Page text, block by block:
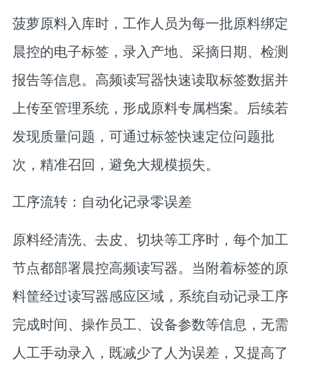
菠萝原料入库时，工作人员为每一批原料绑定
晨控的电子标签，录入产地、采摘日期、检测
报告等信息。高频读写器快速读取标签数据并
上传至管理系统，形成原料专属档案。后续若
发现质量问题，可通过标签快速定位问题批
次，精准召回，避免大规模损失。
工序流转：自动化记录零误差
原料经清洗、去皮、切块等工序时，每个加工
节点都部署晨控高频读写器。当附着标签的原
料筐经过读写器感应区域，系统自动记录工序
完成时间、操作员工、设备参数等信息，无需
人工手动录入，既减少了人为误差，又提高了